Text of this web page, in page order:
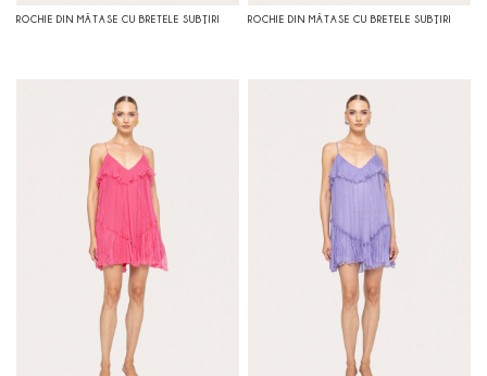
ROCHIE DIN MĂTASE CU BRETELE SUBŢIRI ROCHIE DIN MĂTASE CU BRETELE SUBŢIRI